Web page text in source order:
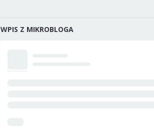
WPIS Z MIKROBLOGA